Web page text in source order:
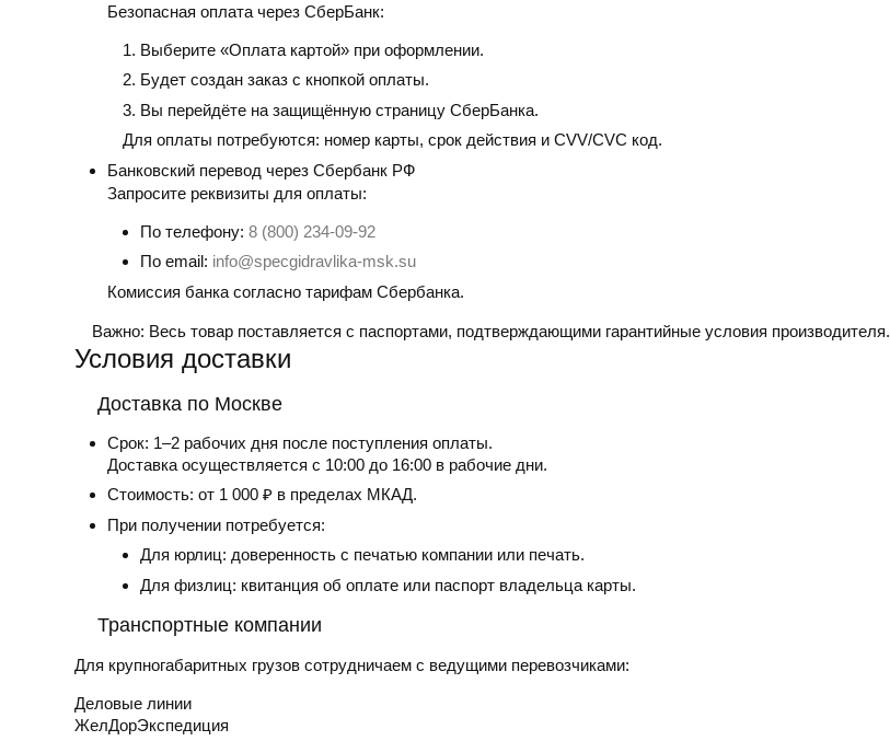
Безопасная оплата через СберБанк:
Выберите «Оплата картой» при оформлении.
Будет создан заказ с кнопкой оплаты.
Вы перейдёте на защищённую страницу СберБанка.
Для оплаты потребуются: номер карты, срок действия и CVV/CVC код.
Банковский перевод через Сбербанк РФ
Запросите реквизиты для оплаты:
По телефону: 8 (800) 234-09-92
По email: info@specgidravlika-msk.su
Комиссия банка согласно тарифам Сбербанка.
Важно: Весь товар поставляется с паспортами, подтверждающими гарантийные условия производителя.
Условия доставки
Доставка по Москве
Срок: 1–2 рабочих дня после поступления оплаты.
Доставка осуществляется с 10:00 до 16:00 в рабочие дни.
Стоимость: от 1 000 ₽ в пределах МКАД.
При получении потребуется:
Для юрлиц: доверенность с печатью компании или печать.
Для физлиц: квитанция об оплате или паспорт владельца карты.
Транспортные компании
Для крупногабаритных грузов сотрудничаем с ведущими перевозчиками:
Деловые линии
ЖелДорЭкспедиция